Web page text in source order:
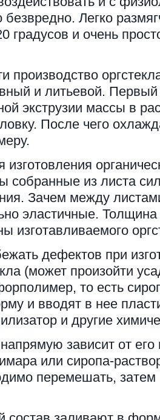
Легко
градусов и очень
производство
и литьевой.
экструзии массы в
После чего
собранные из листа
Зачем между
эластичные. Толщина
изготавливаемого
дефектов при
(может произойти
то есть
и вводят в нее
и другие
зависит от
или сиропа-
перемешать, затем